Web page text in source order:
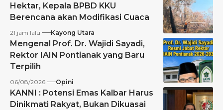
Hektar, Kepala BPBD KKU
Berencana akan Modifikasi Cuaca
21 jam lalu Kayong Utara
Mengenal Prof. Dr. Wajidi Sayadi,
Rektor IAIN Pontianak yang Baru
Terpilih
06/08/2026 Opini
KANNI : Potensi Emas Kalbar Harus
Dinikmati Rakyat, Bukan Dikuasai